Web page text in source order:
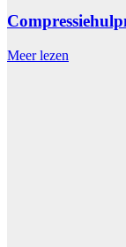
Meer lezen